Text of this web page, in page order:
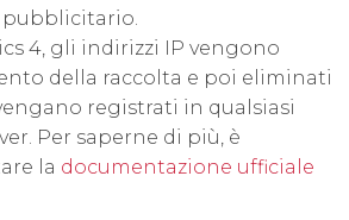
4, gli indirizzi IP vengono
della raccolta e poi eliminati
registrati in qualsiasi
Per saperne di più, è
la documentazione ufficiale